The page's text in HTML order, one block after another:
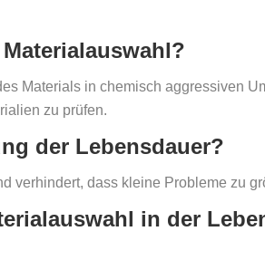
Materials in chemisch aggressiven
zu prüfen.
der Lebensdauer?
verhindert, dass kleine Probleme zu
in der